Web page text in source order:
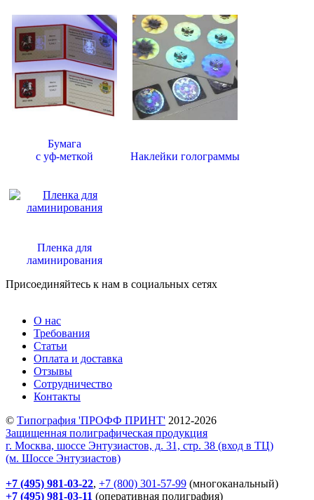
Бумага
с уф-меткой
Наклейки голограммы
Пленка для
ламинирования
Присоединяйтесь к нам в социальных сетях
О нас
Требования
Статьи
Оплата и доставка
Отзывы
Сотрудничество
Контакты
© Типография 'ПРОФФ ПРИНТ' 2012-2026
Защищенная полиграфическая продукция
г. Москва, шоссе Энтузиастов, д. 31, стр. 38 (вход в ТЦ)
(м. Шоссе Энтузиастов)
+7 (495) 981-03-22, +7 (800) 301-57-99 (многоканальный)
+7 (495) 981-03-11 (оперативная полиграфия)